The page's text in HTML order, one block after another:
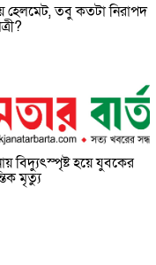
হেলমেট, তবু কতটা নিরাপদ
বিদ্যুৎস্পৃষ্ট হয়ে যুব‌কের
মৃত্যু